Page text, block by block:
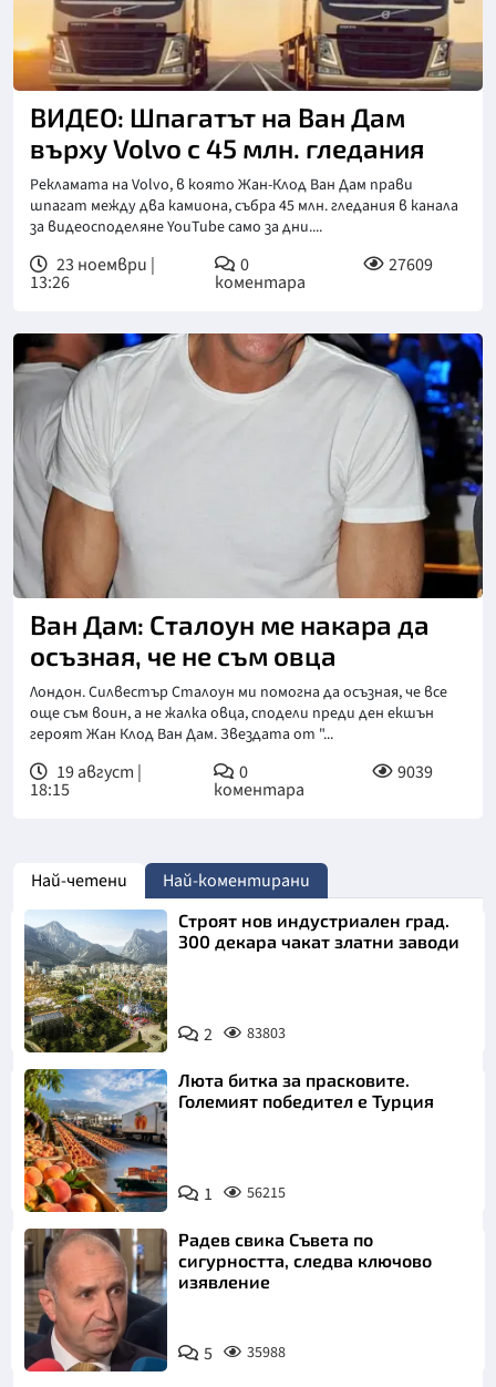
ВИДЕО: Шпагатът на Ван Дам
върху Volvo с 45 млн. гледания
Рекламата на Volvo, в която Жан-Клод Ван Дам прави
шпагат между два камиона, събра 45 млн. гледания в канала
за видеосподеляне YouTube само за дни....
23 ноември |
13:26
0
коментара
27609
Ван Дам: Сталоун ме накара да
осъзная, че не съм овца
Лондон. Силвестър Сталоун ми помогна да осъзная, че все
още съм воин, а не жалка овца, сподели преди ден екшън
героят Жан Клод Ван Дам. Звездата от "...
19 август |
18:15
0
коментара
9039
Най-четени Най-коментирани
Строят нов индустриален град.
300 декара чакат златни заводи
2 83803
Люта битка за прасковите.
Големият победител е Турция
1 56215
Радев свика Съвета по
сигурността, следва ключово
изявление
5 35988